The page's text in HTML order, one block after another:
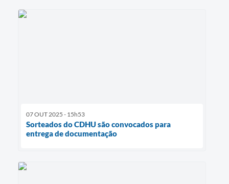
07 OUT 2025 - 15h53
Sorteados do CDHU são convocados para
entrega de documentação